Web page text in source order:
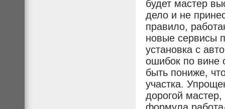
будет мастер
дело и не
правило,
новые сервисы
установка с
ошибок по вине
быть пониже,
участка.
дорогой